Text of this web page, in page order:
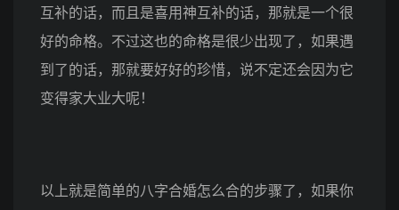
互补的话，而且是喜用神互补的话，那就是一个很
好的命格。不过这也的命格是很少出现了，如果遇
到了的话，那就要好好的珍惜，说不定还会因为它
变得家大业大呢！
以上就是简单的八字合婚怎么合的步骤了，如果你